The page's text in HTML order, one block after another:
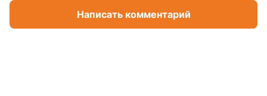
Написать комментарий